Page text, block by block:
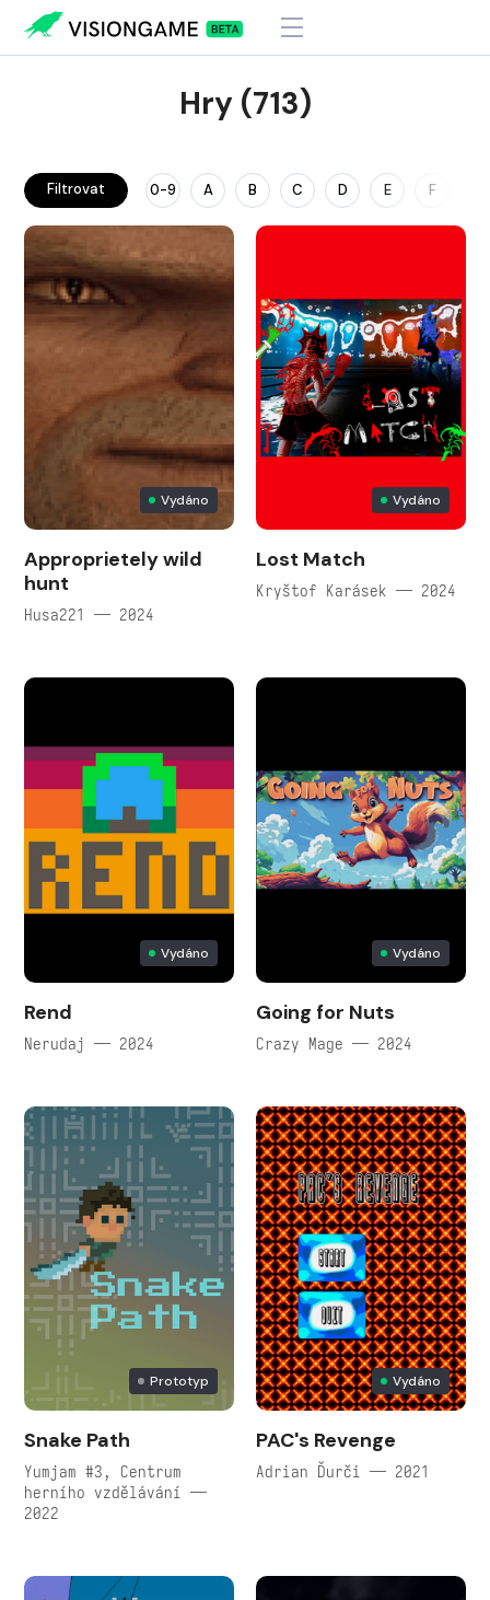
Hry (713)
Filtrovat 0-9 A B C D E F
Vydáno
Approprietely wild
hunt
Husa221 — 2024
Vydáno
Lost Match
Kryštof Karásek — 2024
Vydáno
Rend
Nerudaj — 2024
Vydáno
Going for Nuts
Crazy Mage — 2024
Prototyp
Snake Path
Yumjam #3, Centrum
herního vzdělávání —
2022
Vydáno
PAC's Revenge
Adrian Ďurči — 2021